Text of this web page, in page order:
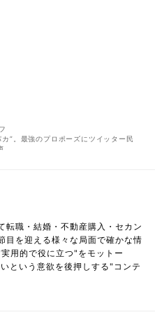
”。最強のプロポーズにツイッター民
転職・結婚・不動産購入・セカン
目を迎える様々な局面で確かな情
用的で役に立つ"をモットー
という意欲を後押しする"コンテ